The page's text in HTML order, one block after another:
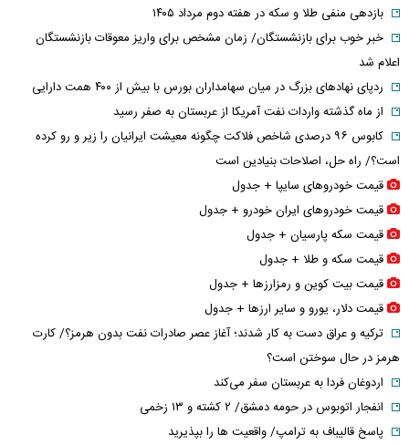
بازدهی منفی طلا و سکه در هفته دوم مرداد ۱۴۰۵
خبر خوب برای بازنشستگان/ زمان مشخص برای واریز معوقات بازنشستگان
اعلام شد
ردپای نهاد‌های بزرگ در میان سهامداران بورس با بیش از ۴۰۰ همت دارایی
از ماه گذشته واردات نفت آمریکا از عربستان به صفر رسید
کابوس ۹۶ درصدی شاخص فلاکت چگونه معیشت ایرانیان را زیر و رو کرده
است؟/ راه حل، اصلاحات بنیادین است
قیمت خودرو‌های سایپا + جدول
قیمت خودرو‌های ایران خودرو + جدول
قیمت سکه پارسیان + جدول
قیمت سکه و طلا + جدول
قیمت بیت کوین و رمزارز‌ها + جدول
قیمت دلار، یورو و سایر ارز‌ها + جدول
ترکیه و عراق دست به کار شدند؛ آغاز عصر صادرات نفت بدون هرمز؟/ کارت
هرمز در حال سوختن است؟
اردوغان فردا به عربستان سفر می‌کند
انفجار اتوبوس در حومه دمشق/ ۲ کشته و ۱۳ زخمی
پاسخ قالیباف به ترامپ/ واقعیت ها را بپذیرید